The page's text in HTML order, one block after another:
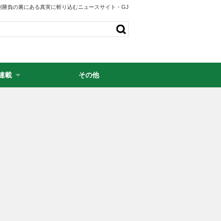
勝負の裏にある真実に斬り込むニュースサイト・GJ
載 その他